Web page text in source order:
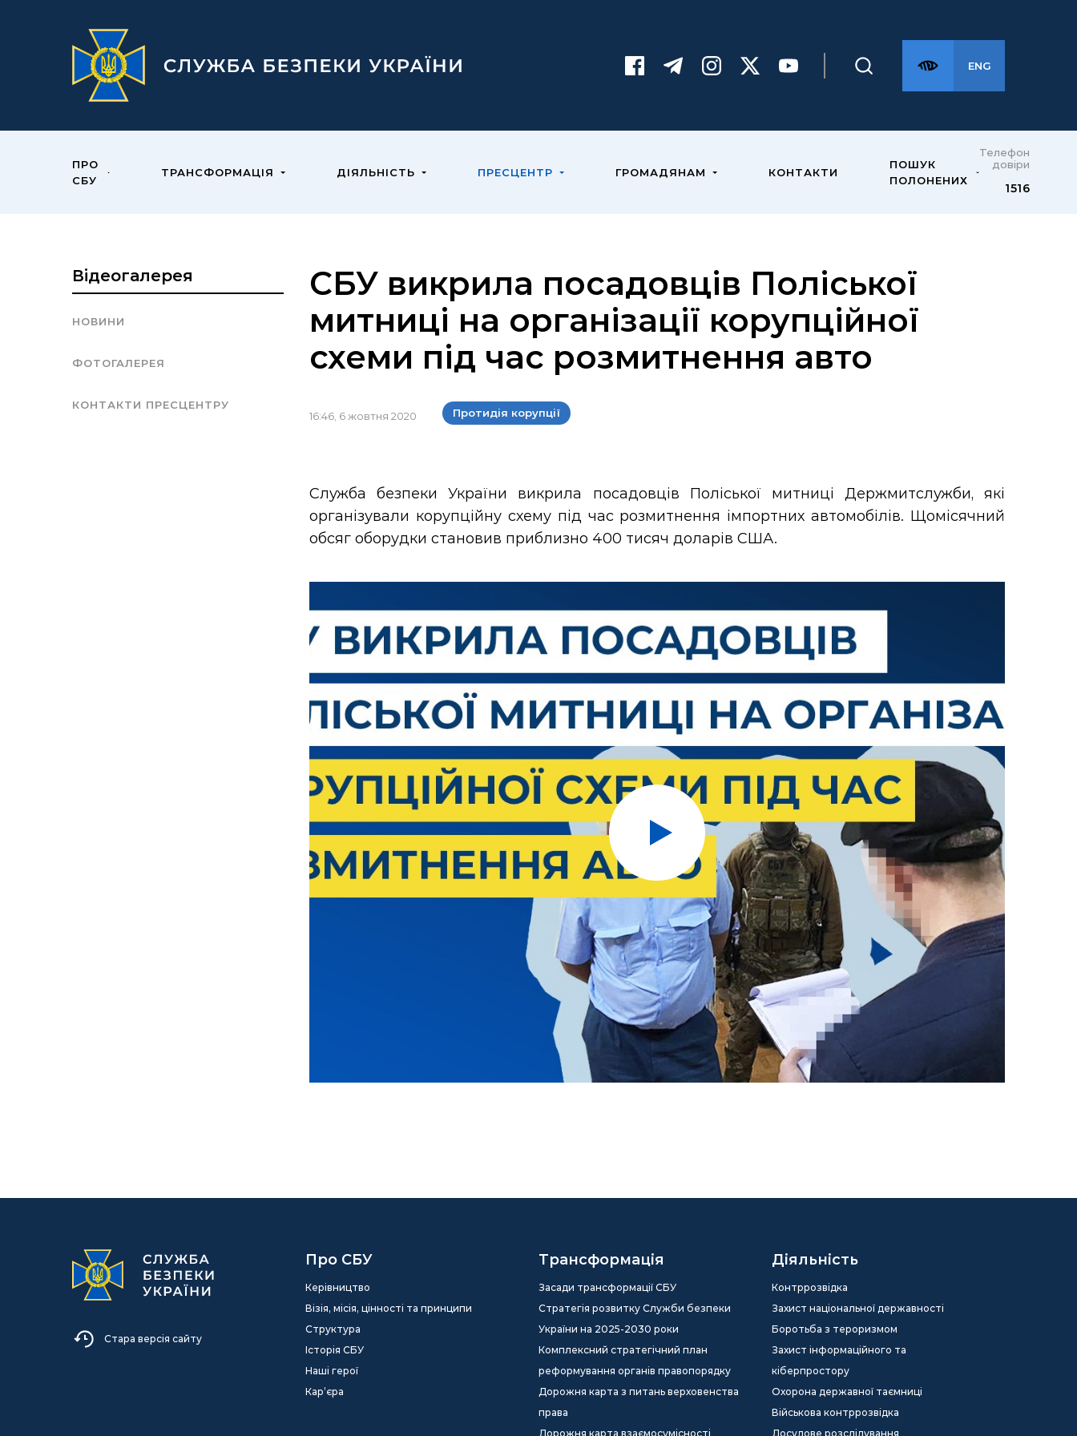
ENG
ПРО
СБУ
ТРАНСФОРМАЦІЯ ДІЯЛЬНІСТЬ ПРЕСЦЕНТР ГРОМАДЯНАМ КОНТАКТИ
ПОШУК
ПОЛОНЕНИХ
Телефон
довіри
1516
Відеогалерея
НОВИНИ
ФОТОГАЛЕРЕЯ
КОНТАКТИ ПРЕСЦЕНТРУ
CБУ викрила посадовців Поліської
митниці на організації корупційної
схеми під час розмитнення авто
16:46, 6 жовтня 2020 Протидія корупції
Служба безпеки України викрила посадовців Поліської митниці Держмитслужби, які
організували корупційну схему під час розмитнення імпортних автомобілів. Щомісячний
обсяг оборудки становив приблизно 400 тисяч доларів США.
Стара версія сайту
Про СБУ
Керівництво
Візія, місія, цінності та принципи
Структура
Історія СБУ
Наші герої
Кар’єра
Трансформація
Засади трансформації СБУ
Стратегія розвитку Служби безпеки
України на 2025-2030 роки
Комплексний стратегічний план
реформування органів правопорядку
Дорожня карта з питань верховенства
права
Дорожня карта взаємосумісності
Діяльність
Контррозвідка
Захист національної державності
Боротьба з тероризмом
Захист інформаційного та
кіберпростору
Охорона державної таємниці
Військова контррозвідка
Досудове розслідування